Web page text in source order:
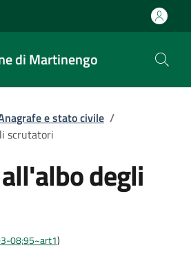
di Martinengo
e stato civile /
scrutatori
degli
08;95~art1)